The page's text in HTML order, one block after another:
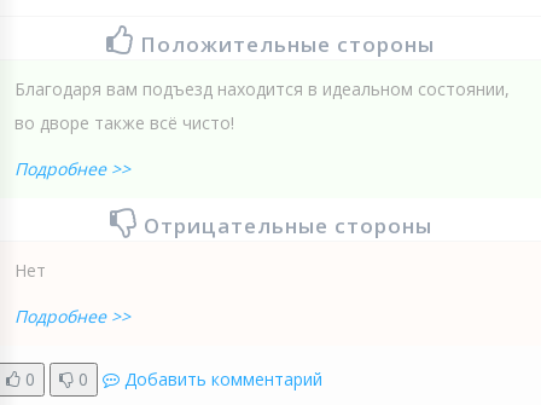
Положительные стороны
Благодаря вам подъезд находится в идеальном состоянии,
во дворе также всё чисто!
Подробнее >>
Отрицательные стороны
Нет
Подробнее >>
0 0 Добавить комментарий